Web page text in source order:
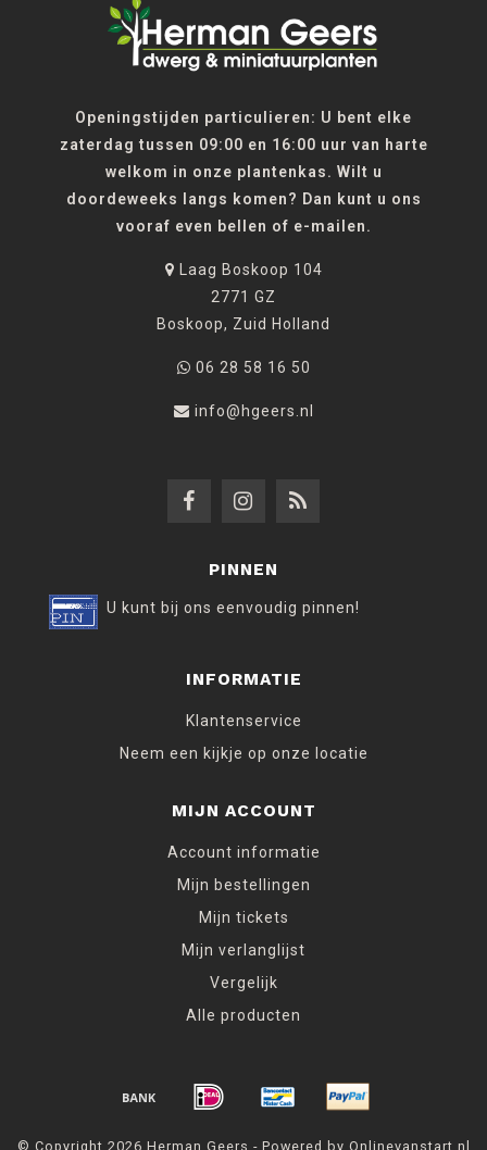
Openingstijden particulieren: U bent elke
zaterdag tussen 09:00 en 16:00 uur van harte
welkom in onze plantenkas. Wilt u
doordeweeks langs komen? Dan kunt u ons
vooraf even bellen of e-mailen.
Laag Boskoop 104
2771 GZ
Boskoop, Zuid Holland
06 28 58 16 50
info@hgeers.nl
PINNEN
U kunt bij ons eenvoudig pinnen!
INFORMATIE
Klantenservice
Neem een kijkje op onze locatie
MIJN ACCOUNT
Account informatie
Mijn bestellingen
Mijn tickets
Mijn verlanglijst
Vergelijk
Alle producten
© Copyright 2026 Herman Geers - Powered by Onlinevanstart.nl